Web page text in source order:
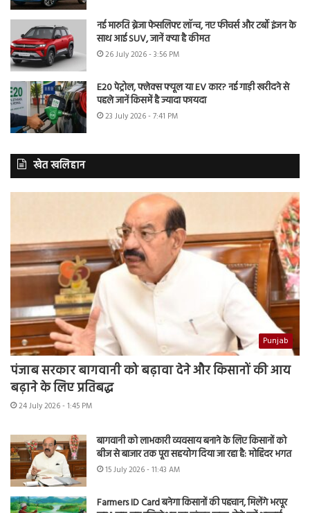
नई मारुति ब्रेजा फेसलिफ्ट लॉन्च, नए फीचर्स और टर्बो इंजन के
साथ आई SUV, जानें क्या है कीमत
26 July 2026 - 3:56 PM
E20 पेट्रोल, फ्लेक्स फ्यूल या EV कार? नई गाड़ी खरीदने से
पहले जानें किसमें है ज्यादा फायदा
23 July 2026 - 7:41 PM
खेत खलिहान
Punjab
पंजाब सरकार बागवानी को बढ़ावा देने और किसानों की आय
बढ़ाने के लिए प्रतिबद्ध
24 July 2026 - 1:45 PM
बागवानी को लाभकारी व्यवसाय बनाने के लिए किसानों को
बीज से बाजार तक पूरा सहयोग दिया जा रहा है: मोहिंदर भगत
15 July 2026 - 11:43 AM
Farmers ID Card बनेगा किसानों की पहचान, मिलेंगे भरपूर